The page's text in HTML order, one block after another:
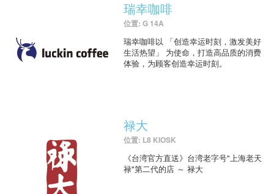
瑞幸咖啡
位置: G 14A
瑞幸咖啡以 「创造幸运时刻，激发美好
生活热望」 为使命，打造高品质的消费
体验，为顾客创造幸运时刻。
禄大
位置: L8 KIOSK
《台湾官方直送》台湾老字号"上海老天
禄"第二代的店 ～ 禄大